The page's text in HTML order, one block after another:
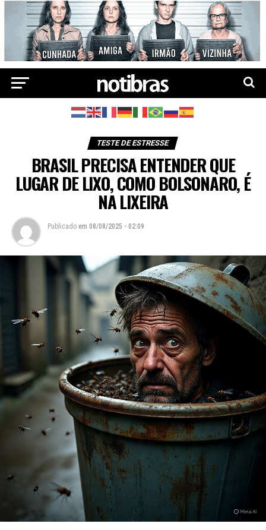
TESTE DE ESTRESSE
BRASIL PRECISA ENTENDER QUE
LUGAR DE LIXO, COMO BOLSONARO, É
NA LIXEIRA
Publicado em 08/08/2025 - 02:09